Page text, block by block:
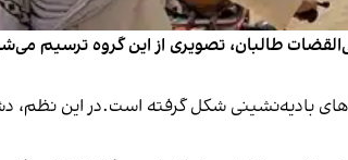
طالبان، تصویری از این گروه ترسیم
بادیه‌نشینی شکل گرفته است.در این